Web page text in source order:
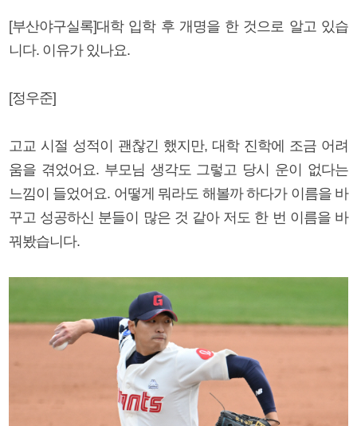
[부산야구실록]대학 입학 후 개명을 한 것으로 알고 있습
니다. 이유가 있나요.
[정우준]
고교 시절 성적이 괜찮긴 했지만, 대학 진학에 조금 어려
움을 겪었어요. 부모님 생각도 그렇고 당시 운이 없다는
느낌이 들었어요. 어떻게 뭐라도 해볼까 하다가 이름을 바
꾸고 성공하신 분들이 많은 것 같아 저도 한 번 이름을 바
꿔봤습니다.